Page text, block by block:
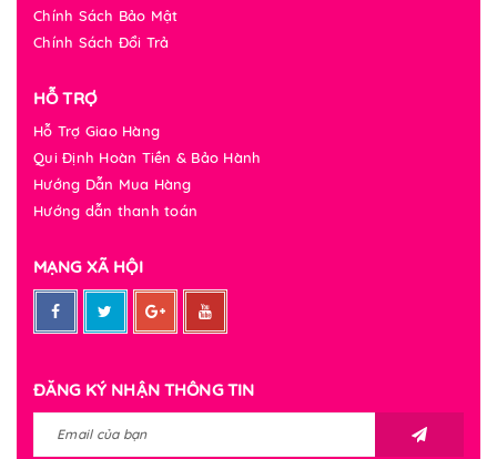
Chính Sách Bảo Mật
Chính Sách Đổi Trả
HỖ TRỢ
Hỗ Trợ Giao Hàng
Qui Định Hoàn Tiền & Bảo Hành
Hướng Dẫn Mua Hàng
Hướng dẫn thanh toán
MẠNG XÃ HỘI
ĐĂNG KÝ NHẬN THÔNG TIN